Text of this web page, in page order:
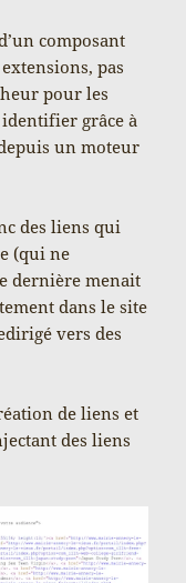
composant
pas
pour les
grâce à
un moteur
des liens qui
(qui ne
dernière menait
dans le site
vers des
de liens et
des liens